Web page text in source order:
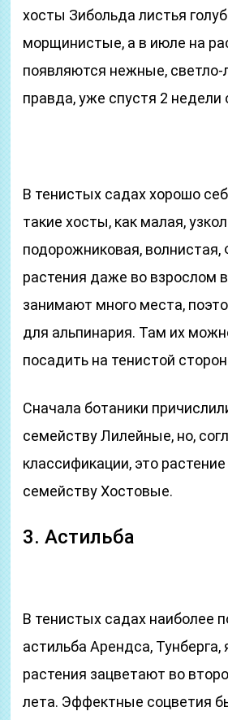
хосты Зибольда листья
морщинистые, а в июле на
появляются нежные, светло-
правда, уже спустя 2 недели
В тенистых садах хорошо
такие хосты, как малая,
подорожниковая, волнистая,
растения даже во взрослом
занимают много места,
для альпинария. Там их
посадить на тенистой
Сначала ботаники
семейству Лилейные, но,
классификации, это
семейству Хостовые.
3. Астильба
В тенистых садах наиболее
астильба Арендса, Тунберга,
растения зацветают во
лета. Эффектные соцветия